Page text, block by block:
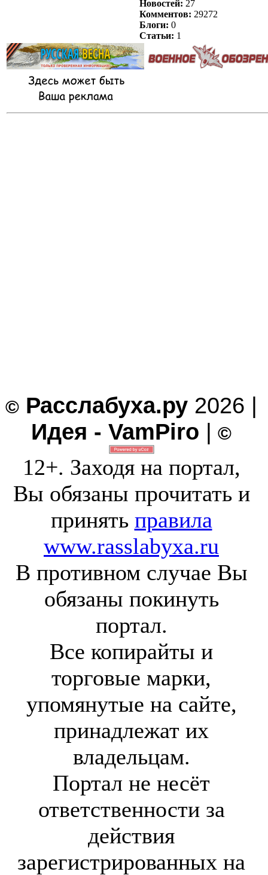
Новостей: 27
Комментов: 29272
Блоги: 0
Статьи: 1
© Расслабуха.ру 2026 |
Идея - VamPiro | ©
12+. Заходя на портал,
Вы обязаны прочитать и
принять правила
www.rasslabyxa.ru
В противном случае Вы
обязаны покинуть
портал.
Все копирайты и
торговые марки,
упомянутые на сайте,
принадлежат их
владельцам.
Портал не несёт
ответственности за
действия
зарегистрированных на